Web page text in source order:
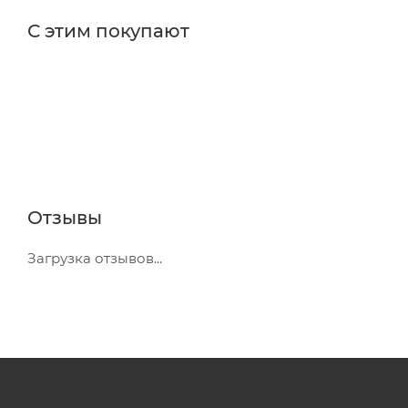
С этим покупают
Отзывы
Загрузка отзывов...